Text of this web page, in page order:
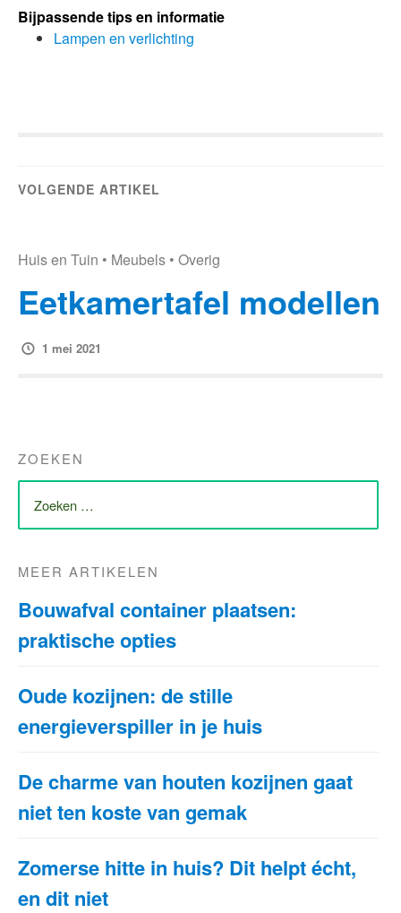
Bijpassende tips en informatie
Lampen en verlichting
VOLGENDE ARTIKEL
Huis en Tuin • Meubels • Overig
Eetkamertafel modellen
1 mei 2021
ZOEKEN
ZOEK
NAAR:
MEER ARTIKELEN
Bouwafval container plaatsen:
praktische opties
Oude kozijnen: de stille
energieverspiller in je huis
De charme van houten kozijnen gaat
niet ten koste van gemak
Zomerse hitte in huis? Dit helpt écht,
en dit niet